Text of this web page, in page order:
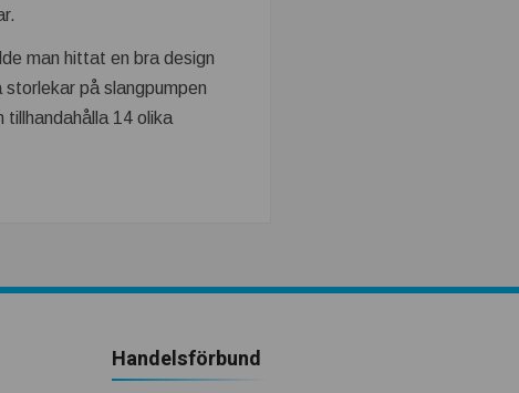
man hittat en bra design
på slangpumpen
14 olika
Handelsförbund